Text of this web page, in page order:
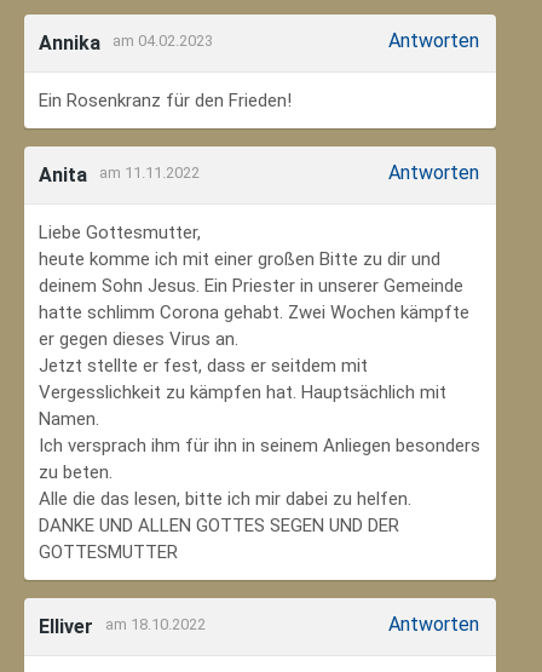
Annika am 04.02.2023 Antworten
Ein Rosenkranz für den Frieden!
Anita am 11.11.2022 Antworten
Liebe Gottesmutter,
heute komme ich mit einer großen Bitte zu dir und
deinem Sohn Jesus. Ein Priester in unserer Gemeinde
hatte schlimm Corona gehabt. Zwei Wochen kämpfte
er gegen dieses Virus an.
Jetzt stellte er fest, dass er seitdem mit
Vergesslichkeit zu kämpfen hat. Hauptsächlich mit
Namen.
Ich versprach ihm für ihn in seinem Anliegen besonders
zu beten.
Alle die das lesen, bitte ich mir dabei zu helfen.
DANKE UND ALLEN GOTTES SEGEN UND DER
GOTTESMUTTER
Elliver am 18.10.2022 Antworten